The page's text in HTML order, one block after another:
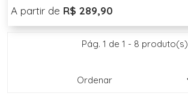
A partir de R$ 289,90
Pág. 1 de 1 - 8 produto(s)